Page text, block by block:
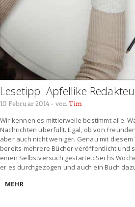
Lesetipp: Apfellike
10 Februar 2014- vonTim
Wir kennen es mittlerweile bestimmt alle.
Nachrichten überfüllt. Egal, ob von
aber auch nicht weniger. Genau mit
bereits mehrere Bücher veröffentlicht und
einen Selbstversuch gestartet: Sechs
er es durchgezogen und auch ein Buch
MEHR